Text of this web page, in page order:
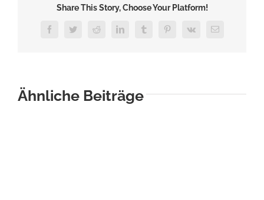
Share This Story, Choose Your Platform!
FacebookTwitterReddit LinkedInTumblrPinterest
Vk
E-
Ähnliche Beiträge